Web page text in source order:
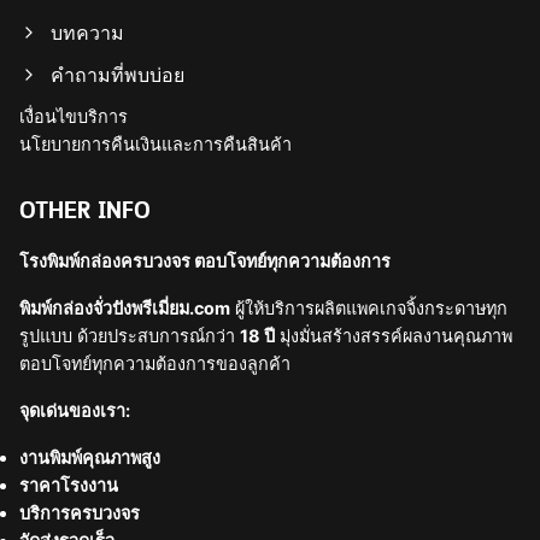
บทความ
คำถามที่พบบ่อย
เงื่อนไขบริการ
นโยบายการคืนเงินและการคืนสินค้า
OTHER INFO
โรงพิมพ์กล่องครบวงจร ตอบโจทย์ทุกความต้องการ
พิมพ์กล่องจั่วปังพรีเมี่ยม.com ผู้ให้บริการผลิตแพคเกจจิ้งกระดาษทุก
รูปแบบ ด้วยประสบการณ์กว่า 18 ปี มุ่งมั่นสร้างสรรค์ผลงานคุณภาพ
ตอบโจทย์ทุกความต้องการของลูกค้า
จุดเด่นของเรา:
งานพิมพ์คุณภาพสูง
ราคาโรงงาน
บริการครบวงจร